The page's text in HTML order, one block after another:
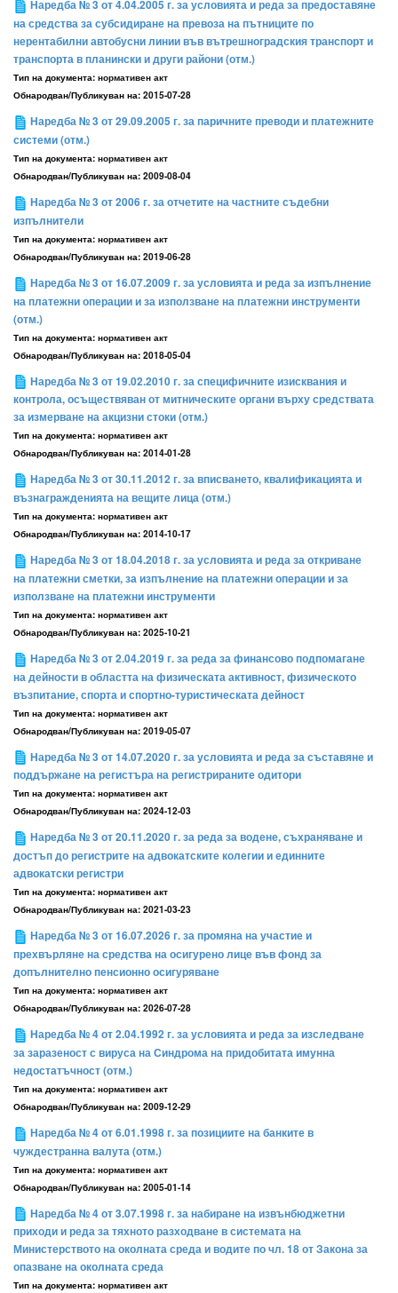
Наредба № 3 от 4.04.2005 г. за условията и реда за предоставяне
на средства за субсидиране на превоза на пътниците по
нерентабилни автобусни линии във вътрешноградския транспорт и
транспорта в планински и други райони (отм.)
Тип на документа: нормативен акт
Обнародван/Публикуван на: 2015-07-28
Наредба № 3 от 29.09.2005 г. за паричните преводи и платежните
системи (отм.)
Тип на документа: нормативен акт
Обнародван/Публикуван на: 2009-08-04
Наредба № 3 от 2006 г. за отчетите на частните съдебни
изпълнители
Тип на документа: нормативен акт
Обнародван/Публикуван на: 2019-06-28
Наредба № 3 от 16.07.2009 г. за условията и реда за изпълнение
на платежни операции и за използване на платежни инструменти
(отм.)
Тип на документа: нормативен акт
Обнародван/Публикуван на: 2018-05-04
Наредба № 3 от 19.02.2010 г. за специфичните изисквания и
контрола, осъществяван от митническите органи върху средствата
за измерване на акцизни стоки (отм.)
Тип на документа: нормативен акт
Обнародван/Публикуван на: 2014-01-28
Наредба № 3 от 30.11.2012 г. за вписването, квалификацията и
възнагражденията на вещите лица (отм.)
Тип на документа: нормативен акт
Обнародван/Публикуван на: 2014-10-17
Наредба № 3 от 18.04.2018 г. за условията и реда за откриване
на платежни сметки, за изпълнение на платежни операции и за
използване на платежни инструменти
Тип на документа: нормативен акт
Обнародван/Публикуван на: 2025-10-21
Наредба № 3 от 2.04.2019 г. за реда за финансово подпомагане
на дейности в областта на физическата активност, физическото
възпитание, спорта и спортно-туристическата дейност
Тип на документа: нормативен акт
Обнародван/Публикуван на: 2019-05-07
Наредба № 3 от 14.07.2020 г. за условията и реда за съставяне и
поддържане на регистъра на регистрираните одитори
Тип на документа: нормативен акт
Обнародван/Публикуван на: 2024-12-03
Наредба № 3 от 20.11.2020 г. за реда за водене, съхраняване и
достъп до регистрите на адвокатските колегии и единните
адвокатски регистри
Тип на документа: нормативен акт
Обнародван/Публикуван на: 2021-03-23
Наредба № 3 от 16.07.2026 г. за промяна на участие и
прехвърляне на средства на осигурено лице във фонд за
допълнително пенсионно осигуряване
Тип на документа: нормативен акт
Обнародван/Публикуван на: 2026-07-28
Наредба № 4 от 2.04.1992 г. за условията и реда за изследване
за заразеност с вируса на Синдрома на придобитата имунна
недостатъчност (отм.)
Тип на документа: нормативен акт
Обнародван/Публикуван на: 2009-12-29
Наредба № 4 от 6.01.1998 г. за позициите на банките в
чуждестранна валута (отм.)
Тип на документа: нормативен акт
Обнародван/Публикуван на: 2005-01-14
Наредба № 4 от 3.07.1998 г. за набиране на извънбюджетни
приходи и реда за тяхното разходване в системата на
Министерството на околната среда и водите по чл. 18 от Закона за
опазване на околната среда
Тип на документа: нормативен акт